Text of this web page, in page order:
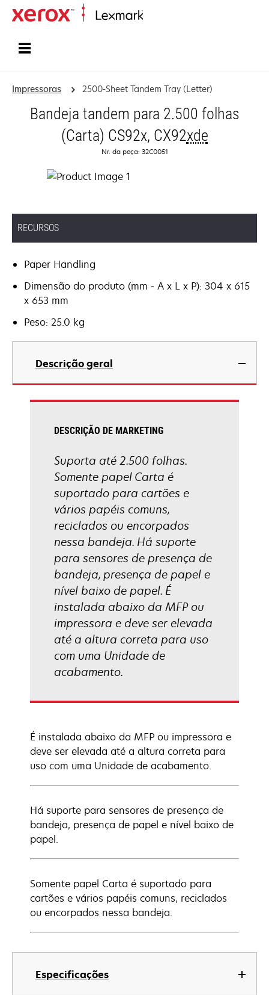
Impressoras 2500-Sheet Tandem Tray (Letter)
Bandeja tandem para 2.500 folhas
(Carta) CS92x, CX92xde
Nr. da peça: 32C0051
RECURSOS
Paper Handling
Dimensão do produto (mm - A x L x P): 304 x 615
x 653 mm
Peso: 25.0 kg
Descrição geral
Especificações
DESCRIÇÃO DE MARKETING
Suporta até 2.500 folhas.
Somente papel Carta é
suportado para cartões e
vários papéis comuns,
reciclados ou encorpados
nessa bandeja. Há suporte
para sensores de presença de
bandeja, presença de papel e
nível baixo de papel. É
instalada abaixo da MFP ou
impressora e deve ser elevada
até a altura correta para uso
com uma Unidade de
acabamento.
É instalada abaixo da MFP ou impressora e
deve ser elevada até a altura correta para
uso com uma Unidade de acabamento.
Há suporte para sensores de presença de
bandeja, presença de papel e nível baixo de
papel.
Somente papel Carta é suportado para
cartões e vários papéis comuns, reciclados
ou encorpados nessa bandeja.